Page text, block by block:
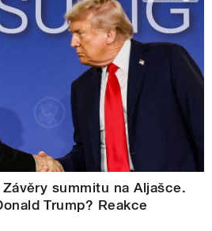
summitu na Aljašce.
Trump? Reakce